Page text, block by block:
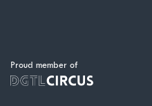
Proud member of